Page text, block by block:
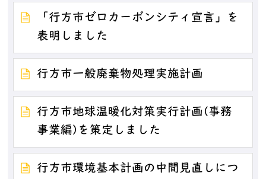
「行方市ゼロカーボンシティ宣言」を
表明しました
行方市一般廃棄物処理実施計画
行方市地球温暖化対策実行計画(事務
事業編)を策定しました
行方市環境基本計画の中間見直しにつ